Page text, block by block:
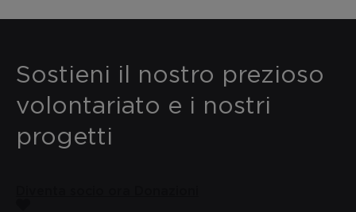
Sostieni il nostro prezioso
volontariato e i nostri
progetti